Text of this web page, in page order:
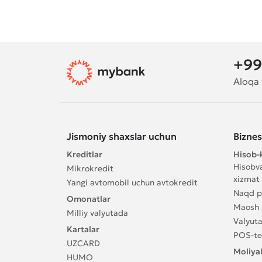
Aloqa
Jismoniy shaxslar uchun
Kreditlar
Mikrokredit
Yangi avtomobil uchun avtokredit
Omonatlar
Milliy valyutada
Kartalar
UZCARD
HUMO
xizmat
Naqd
POS-